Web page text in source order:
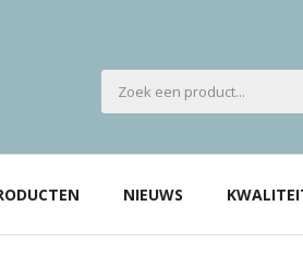
NIEUWS